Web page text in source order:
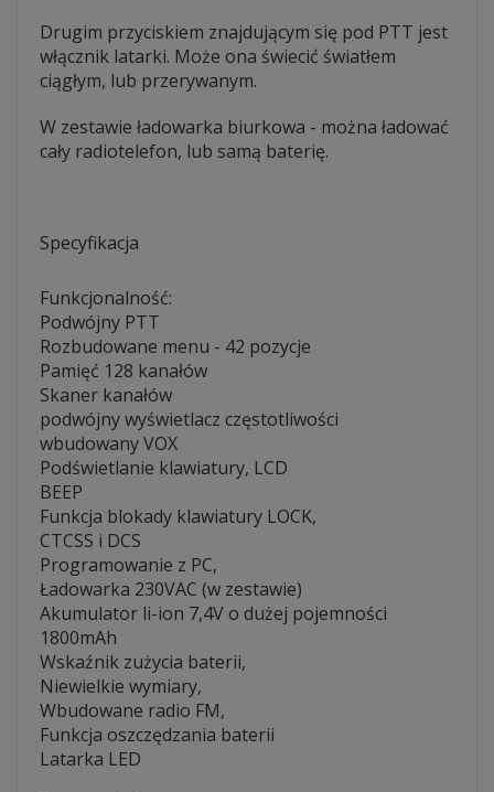
Drugim przyciskiem znajdującym się pod PTT jest
włącznik latarki. Może ona świecić światłem
ciągłym, lub przerywanym.
W zestawie ładowarka biurkowa - można ładować
cały radiotelefon, lub samą baterię.
Specyfikacja
Funkcjonalność:
Podwójny PTT
Rozbudowane menu - 42 pozycje
Pamięć 128 kanałów
Skaner kanałów
podwójny wyświetlacz częstotliwości
wbudowany VOX
Podświetlanie klawiatury, LCD
BEEP
Funkcja blokady klawiatury LOCK,
CTCSS i DCS
Programowanie z PC,
Ładowarka 230VAC (w zestawie)
Akumulator li-ion 7,4V o dużej pojemności
1800mAh
Wskaźnik zużycia baterii,
Niewielkie wymiary,
Wbudowane radio FM,
Funkcja oszczędzania baterii
Latarka LED